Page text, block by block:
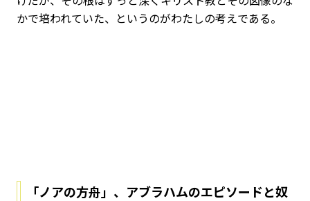
かで培われていた、というのがわたしの考えである。
「ノアの方舟」、アブラハムのエピソードと奴